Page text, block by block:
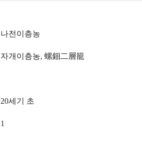
나전이층농
자개이층농, 螺鈿二層籠
20세기 초
1